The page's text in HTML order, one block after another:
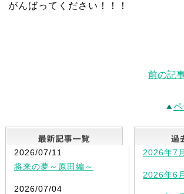
がんばってください！！！
前の記
最新記事一
2026/07/11
将来の夢～原田編～
2026/07/04
2026年7月
2026年6月